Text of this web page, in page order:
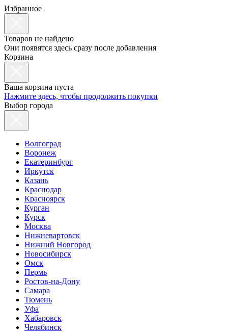
Избранное
Товаров не найдено
Они появятся здесь сразу после добавления
Корзина
Ваша корзина пуста
Нажмите здесь, чтобы продолжить покупки
Выбор города
Волгоград
Воронеж
Екатеринбург
Иркутск
Казань
Краснодар
Красноярск
Курган
Курск
Москва
Нижневартовск
Нижний Новгород
Новосибирск
Омск
Пермь
Ростов-на-Дону
Самара
Тюмень
Уфа
Хабаровск
Челябинск